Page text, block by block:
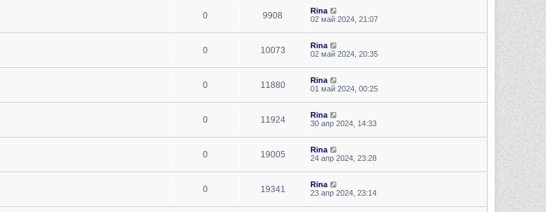
0 9908
Rina
02 май 2024, 21:07
0 10073
Rina
02 май 2024, 20:35
0 11880
Rina
01 май 2024, 00:25
0 11924
Rina
30 апр 2024, 14:33
0 19005
Rina
24 апр 2024, 23:28
0 19341
Rina
23 апр 2024, 23:14